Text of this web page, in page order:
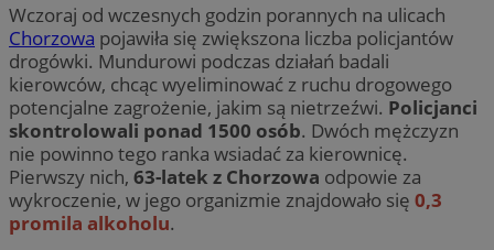
Wczoraj od wczesnych godzin porannych na ulicach
Chorzowa pojawiła się zwiększona liczba policjantów
drogówki. Mundurowi podczas działań badali
kierowców, chcąc wyeliminować z ruchu drogowego
potencjalne zagrożenie, jakim są nietrzeźwi. Policjanci
skontrolowali ponad 1500 osób. Dwóch mężczyzn
nie powinno tego ranka wsiadać za kierownicę.
Pierwszy nich, 63-latek z Chorzowa odpowie za
wykroczenie, w jego organizmie znajdowało się 0,3
promila alkoholu.